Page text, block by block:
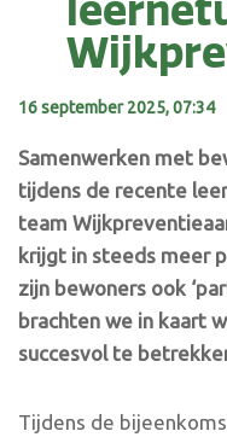
16 september 2025, 07:34
Samenwerken met
tijdens de recente
team
krijgt in steeds meer
zijn bewoners ook
brachten we in kaart
succesvol te
Tijdens de